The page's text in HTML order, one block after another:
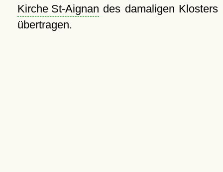
Kirche St-Aignan des damaligen Klosters
übertragen.